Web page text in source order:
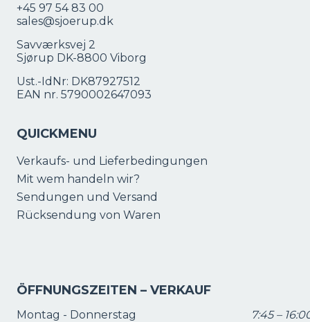
+45 97 54 83 00
sales@sjoerup.dk
Savværksvej 2
Sjørup DK-8800 Viborg
Ust.-IdNr: DK87927512
EAN nr. 5790002647093
QUICKMENU
Verkaufs- und Lieferbedingungen
Mit wem handeln wir?
Sendungen und Versand
Rücksendung von Waren
ÖFFNUNGSZEITEN – VERKAUF
Montag - Donnerstag
7:45 –